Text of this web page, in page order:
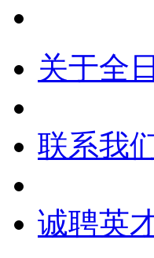
关于全
联系我
诚聘英